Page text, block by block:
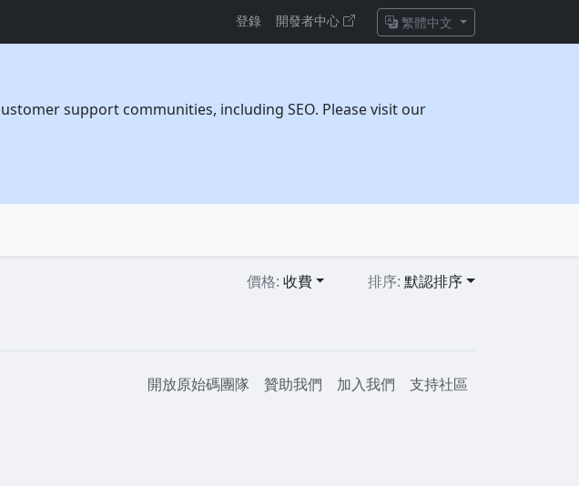
登錄 開發者中心 繁體中文
support communities, including SEO. Please visit our
價格: 收費 排序:默認排序
開放原始碼團隊 贊助我們 加入我們 支持社區